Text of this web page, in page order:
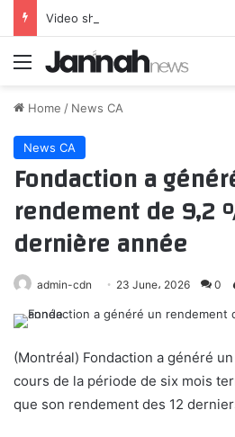
Menu
Home / News CA
News CA
Fondaction a
rendement de 9,2
dernière année
admin-cdn 23 June، 2026 0
(Montréal) Fondaction a généré
cours de la période de six mois
que son rendement des 12